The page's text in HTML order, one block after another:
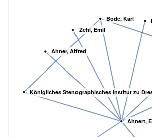
Zehl, Emil
Bode, Karl
Ahnert,
Königliches Stenographisches Institut zu
Ahner, Alfred